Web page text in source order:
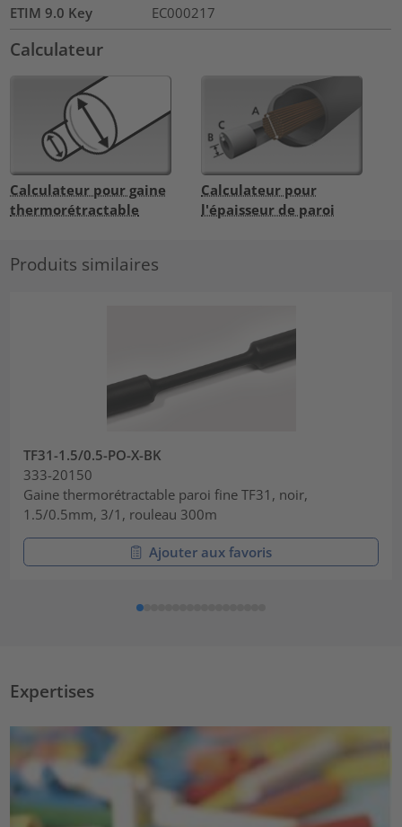
ETIM 9.0 Key
EC000217
Calculateur
Calculateur pour gaine
thermorétractable
Calculateur pour
l'épaisseur de paroi
Produits similaires
TF31-1.5/0.5-PO-X-BK
333-20150
Gaine thermorétractable paroi fine TF31, noir,
1.5/0.5mm, 3/1, rouleau 300m
Ajouter aux favoris
Expertises